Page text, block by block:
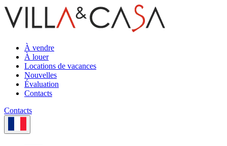
À vendre
À louer
Locations de vacances
Nouvelles
Évaluation
Contacts
Contacts